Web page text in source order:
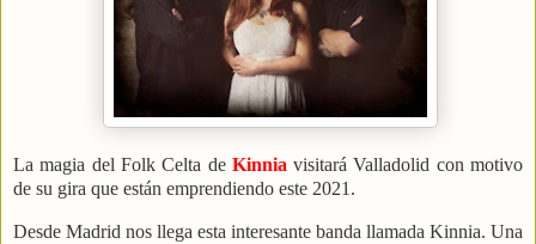
La magia del Folk Celta de Kinniavisitará Valladolid con motivo
de su gira que están emprendiendo este 2021.
Desde Madrid nos llega esta interesante banda llamada Kinnia. Una